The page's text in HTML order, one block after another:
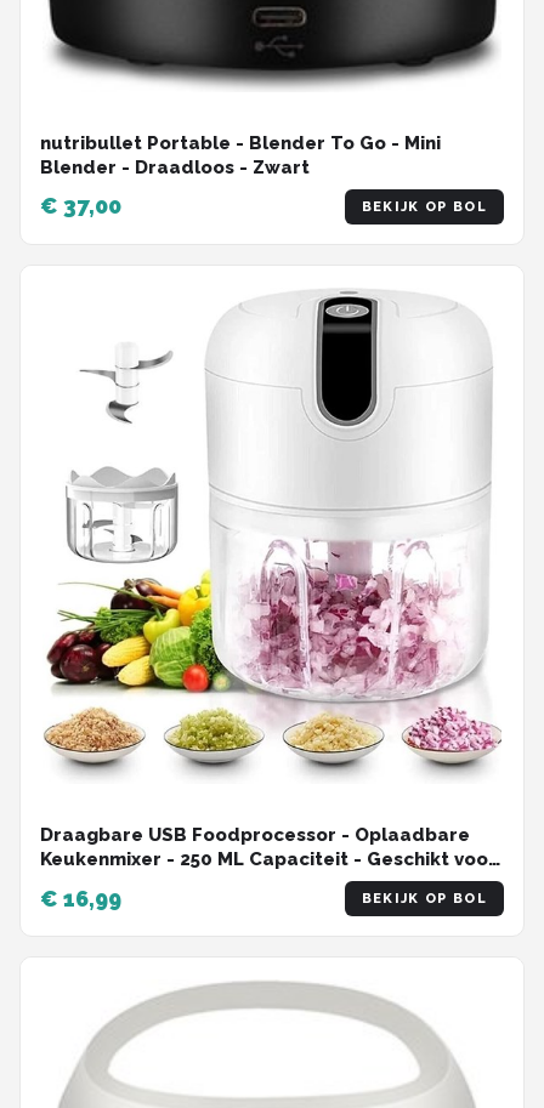
nutribullet Portable - Blender To Go - Mini
Blender - Draadloos - Zwart
€ 37,00 BEKIJK OP BOL
Draagbare USB Foodprocessor - Oplaadbare
Keukenmixer - 250 ML Capaciteit - Geschikt voor
Babyvoeding , Groente en Smoothie - Mini
Blender - Blender To Go - Voor Onderweg
€ 16,99 BEKIJK OP BOL